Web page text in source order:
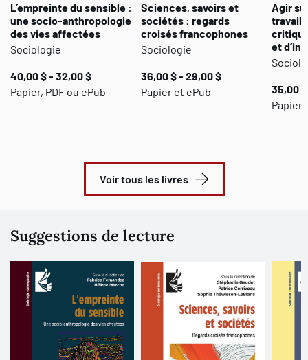
L’empreinte du sensible :
une socio-anthropologie
des vies affectées
Sociologie
40,00 $ - 32,00 $
Papier, PDF ou ePub
Sciences, savoirs et
sociétés : regards
croisés francophones
Sociologie
36,00 $ - 29,00 $
Papier et ePub
Agir
travail
et
35,00
Papier,
Voir tous les livres
Suggestions de lecture